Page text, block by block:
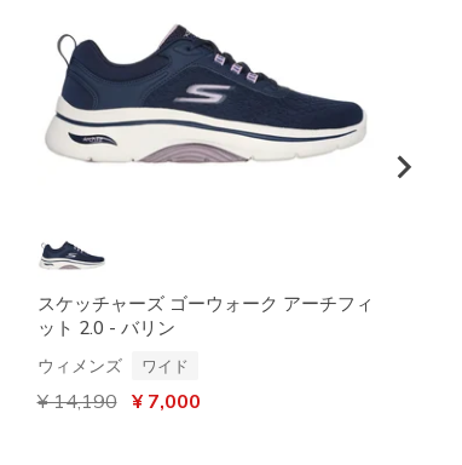
スケッチャーズ ゴーウォーク アーチフィ
ット 2.0 - バリン
ウィメンズ ワイド
からの値引き
¥ 14,190から
¥ 7,000